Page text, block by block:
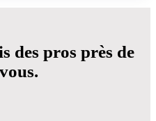
des pros près de